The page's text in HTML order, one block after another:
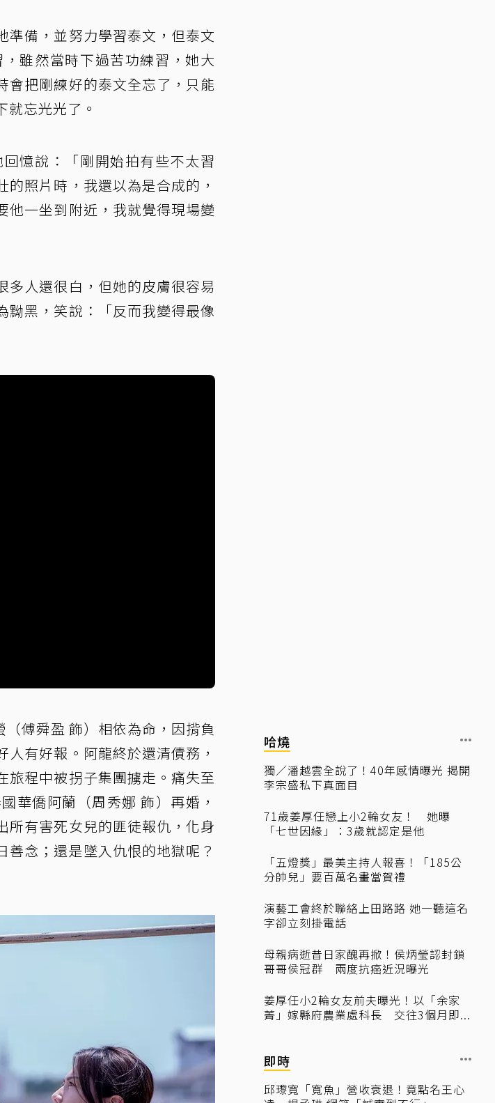
準備，並努力學習泰文，但泰文
雖然當時下過苦功練習，她大
會把剛練好的泰文全忘了，只能
忘光光了。
憶說：「剛開始拍有些不太習
照片時，我還以為是合成的，
他一坐到附近，我就覺得現場變
多人還很白，但她的皮膚很容易
黝黑，笑說：「反而我變得最像
傅舜盈 飾）相依為命，因揹負
有好報。阿龍終於還清債務，
旅程中被拐子集團擄走。痛失至
華僑阿蘭（周秀娜 飾）再婚，
所有害死女兒的匪徒報仇，化身
念；還是墜入仇恨的地獄呢？
哈燒
獨／潘越雲全說了！40年感情曝光 揭開
李宗盛私下真面目
71歲姜厚任戀上小2輪女友！ 她曝
「七世因緣」：3歲就認定是他
「五燈獎」最美主持人報喜！「185公
分帥兒」要百萬名畫當賀禮
演藝工會終於聯絡上田路路 她一聽這名
字卻立刻掛電話
母親病逝昔日家醜再掀！侯炳瑩認封鎖
哥哥侯冠群 兩度抗癌近況曝光
姜厚任小2輪女友前夫曝光！以「余家
菁」嫁縣府農業處科長 交往3個月即...
即時
邱瓈寬「寬魚」營收衰退！竟點名王心